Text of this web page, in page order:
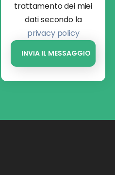
trattamento dei miei
dati secondo la
privacy policy